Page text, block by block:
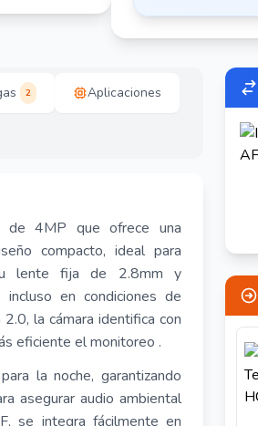
2 Aplicaciones
de 4MP que ofrece una
compacto, ideal para
lente fija de 2.8mm y
en condiciones de
la cámara identifica con
eficiente el monitoreo .
la noche, garantizando
asegurar audio ambiental
se integra fácilmente en